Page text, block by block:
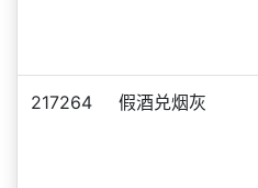
217264 假酒兑烟灰